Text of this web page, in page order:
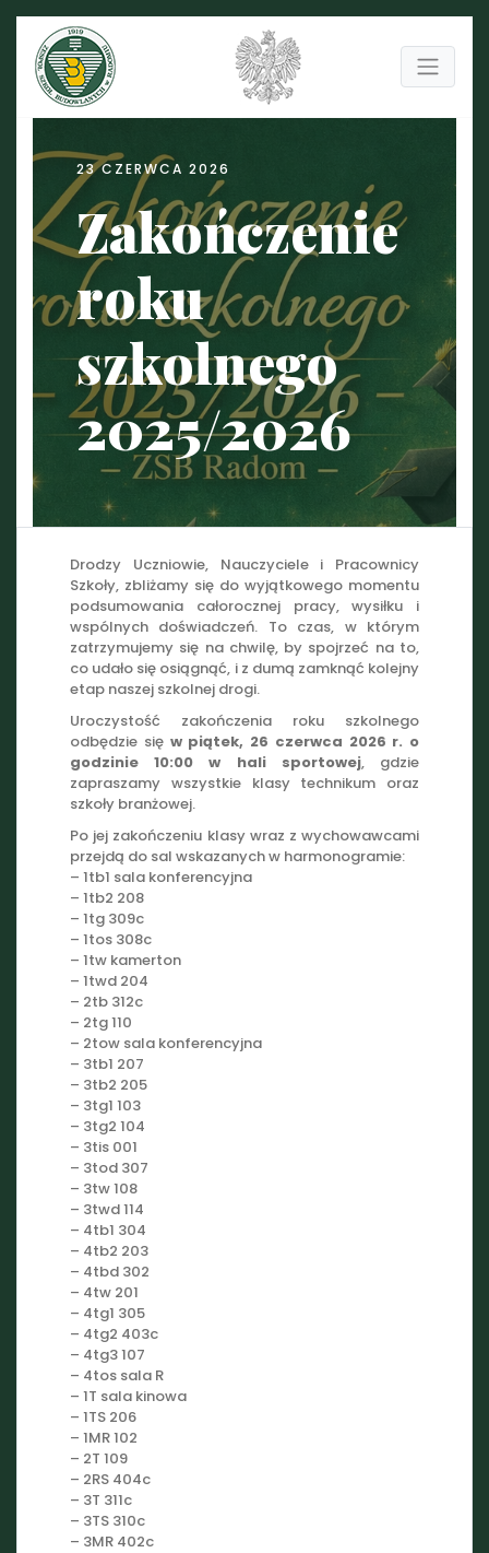
23 CZERWCA 2026
Zakończenie
roku
szkolnego
2025/2026
Drodzy Uczniowie, Nauczyciele i Pracownicy
Szkoły, zbliżamy się do wyjątkowego momentu
podsumowania całorocznej pracy, wysiłku i
wspólnych doświadczeń. To czas, w którym
zatrzymujemy się na chwilę, by spojrzeć na to,
co udało się osiągnąć, i z dumą zamknąć kolejny
etap naszej szkolnej drogi.
Uroczystość zakończenia roku szkolnego
odbędzie się w piątek, 26 czerwca 2026 r. o
godzinie 10:00 w hali sportowej, gdzie
zapraszamy wszystkie klasy technikum oraz
szkoły branżowej.
Po jej zakończeniu klasy wraz z wychowawcami
przejdą do sal wskazanych w harmonogramie:
– 1tb1 sala konferencyjna
– 1tb2 208
– 1tg 309c
– 1tos 308c
– 1tw kamerton
– 1twd 204
– 2tb 312c
– 2tg 110
– 2tow sala konferencyjna
– 3tb1 207
– 3tb2 205
– 3tg1 103
– 3tg2 104
– 3tis 001
– 3tod 307
– 3tw 108
– 3twd 114
– 4tb1 304
– 4tb2 203
– 4tbd 302
– 4tw 201
– 4tg1 305
– 4tg2 403c
– 4tg3 107
– 4tos sala R
– 1T sala kinowa
– 1TS 206
– 1MR 102
– 2T 109
– 2RS 404c
– 3T 311c
– 3TS 310c
– 3MR 402c